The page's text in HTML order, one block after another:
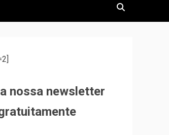
nossa newsletter